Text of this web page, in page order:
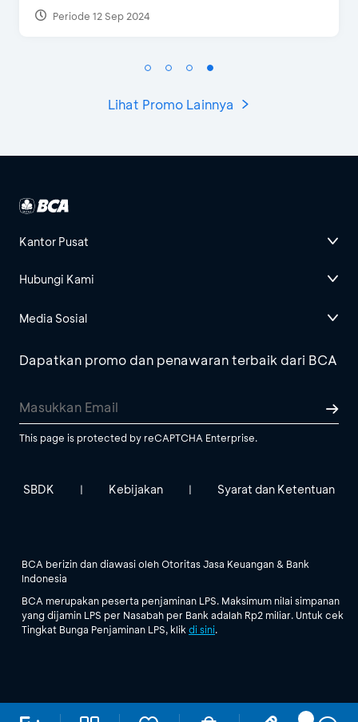
Periode 27 Mar 2025 - 31 Agt 2026
Lihat Promo Lainnya
Kantor Pusat
Hubungi Kami
Media Sosial
Dapatkan promo dan penawaran terbaik dari BCA
This page is protected by reCAPTCHA Enterprise.
SBDK | Kebijakan | Syarat dan Ketentuan
BCA berizin dan diawasi oleh Otoritas Jasa Keuangan & Bank
Indonesia
BCA merupakan peserta penjaminan LPS. Maksimum nilai simpanan
yang dijamin LPS per Nasabah per Bank adalah Rp2 miliar. Untuk cek
Tingkat Bunga Penjaminan LPS, klik di sini.